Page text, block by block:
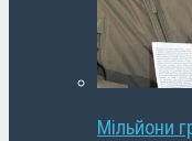
Мільйони